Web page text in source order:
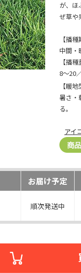
が、ほ
ぜ草や
【播種
中間・
【播種
8～20
【暖地
暑さ・
る。
アイ
お届け予定
順次発送中